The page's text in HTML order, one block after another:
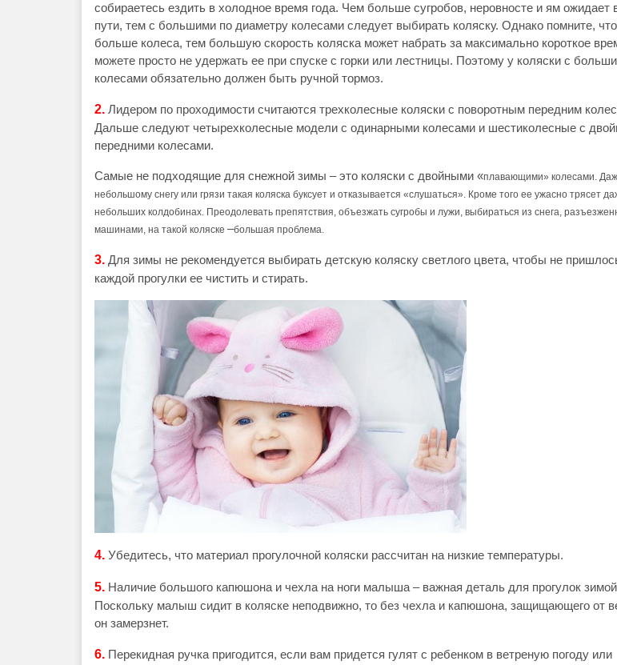
собираетесь ездить в холодное время года. Чем больше сугробов, неровносте и ям ожидает
пути, тем с большими по диаметру колесами следует выбирать коляску. Однако помните,
больше колеса, тем большую скорость коляска может набрать за максимально короткое
можете просто не удержать ее при спуске с горки или лестницы. Поэтому у коляски с
колесами обязательно должен быть ручной тормоз.
2. Лидером по проходимости считаются трехколесные коляски с поворотным передним
Дальше следуют четырехколесные модели с одинарными колесами и шестиколесные с
передними колесами.
Самые не подходящие для снежной зимы – это коляски с двойными «плавающими» колесами.
небольшому снегу или грязи такая коляска буксует и отказывается «слушаться». Кроме того ее ужасно трясет
небольших колдобинах. Преодолевать препятствия, объезжать сугробы и лужи, выбираться из снега,
машинами, на такой коляске –большая проблема.
3. Для зимы не рекомендуется выбирать детскую коляску светлого цвета, чтобы не
каждой прогулки ее чистить и стирать.
4. Убедитесь, что материал прогулочной коляски рассчитан на низкие температуры.
5. Наличие большого капюшона и чехла на ноги малыша – важная деталь для прогулок
Поскольку малыш сидит в коляске неподвижно, то без чехла и капюшона, защищающего от
он замерзнет.
6. Перекидная ручка пригодится, если вам придется гулят с ребенком в ветреную погоду или